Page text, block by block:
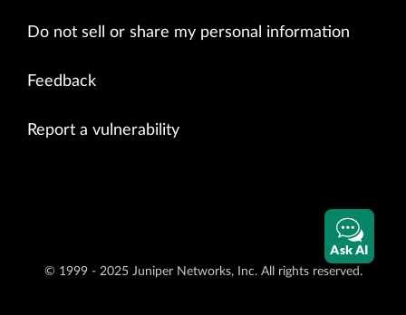
Do not sell or share my personal information
Feedback
Report a vulnerability
© 1999 - 2025 Juniper Networks, Inc. All rights reserved.
Ask AI